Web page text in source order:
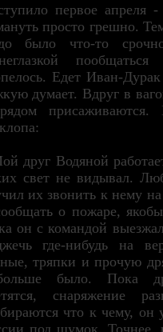
первое апреля
просто грешно.
было что-то
Едет Иван-
думает. Вдруг в
друг Водяной
свет не видывал.
их звонить к нему
о пожаре,
он с командой
где-нибудь на
тряпки и прочую
было. Пока
снаряжение
что к чему, он
под шумок.